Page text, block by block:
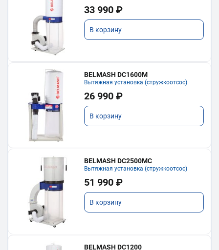
33 990 ₽
В корзину
BELMASH DC1600M
Вытяжная установка (стружкоотсос)
26 990 ₽
В корзину
BELMASH DC2500MC
Вытяжная установка (стружкоотсос)
51 990 ₽
В корзину
BELMASH DC1200